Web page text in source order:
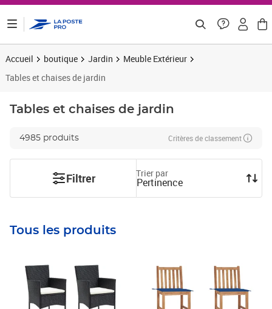
Accueil boutique Jardin
Meuble Extérieur
Tables et chaises de jardin
Tables et chaises de jardin
4985 produits Critères de classement
Filtrer Trier par
Pertinence
Tous les produits
Prix 163,72€ HT Prix 320,08€ HT